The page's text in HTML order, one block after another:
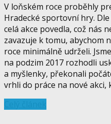
V loňském roce proběhly
Hradecké sportovní hry.
celá akce povedla, což nás
zavazuje k tomu, abychom
roce minimálně udrželi.
na podzim 2017 rozhodli
a myšlenky, překonali
vrhli do práce na nové akci,